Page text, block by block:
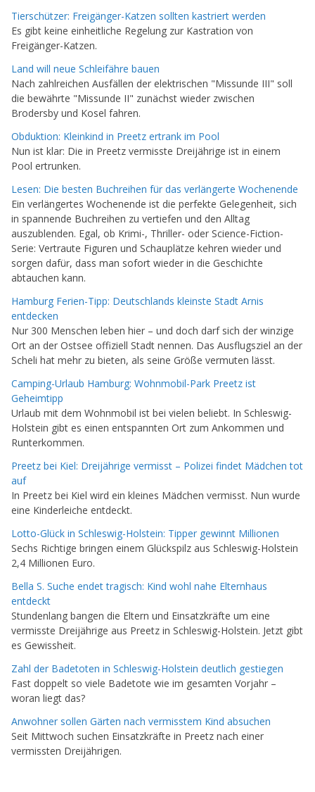
Tierschützer: Freigänger-Katzen sollten kastriert werden
Es gibt keine einheitliche Regelung zur Kastration von
Freigänger-Katzen.
Land will neue Schleifähre bauen
Nach zahlreichen Ausfällen der elektrischen "Missunde III" soll
die bewährte "Missunde II" zunächst wieder zwischen
Brodersby und Kosel fahren.
Obduktion: Kleinkind in Preetz ertrank im Pool
Nun ist klar: Die in Preetz vermisste Dreijährige ist in einem
Pool ertrunken.
Lesen: Die besten Buchreihen für das verlängerte Wochenende
Ein verlängertes Wochenende ist die perfekte Gelegenheit, sich
in spannende Buchreihen zu vertiefen und den Alltag
auszublenden. Egal, ob Krimi-, Thriller- oder Science-Fiction-
Serie: Vertraute Figuren und Schauplätze kehren wieder und
sorgen dafür, dass man sofort wieder in die Geschichte
abtauchen kann.
Hamburg Ferien-Tipp: Deutschlands kleinste Stadt Arnis
entdecken
Nur 300 Menschen leben hier – und doch darf sich der winzige
Ort an der Ostsee offiziell Stadt nennen. Das Ausflugsziel an der
Scheli hat mehr zu bieten, als seine Größe vermuten lässt.
Camping-Urlaub Hamburg: Wohnmobil-Park Preetz ist
Geheimtipp
Urlaub mit dem Wohnmobil ist bei vielen beliebt. In Schleswig-
Holstein gibt es einen entspannten Ort zum Ankommen und
Runterkommen.
Preetz bei Kiel: Dreijährige vermisst – Polizei findet Mädchen tot
auf
In Preetz bei Kiel wird ein kleines Mädchen vermisst. Nun wurde
eine Kinderleiche entdeckt.
Lotto-Glück in Schleswig-Holstein: Tipper gewinnt Millionen
Sechs Richtige bringen einem Glückspilz aus Schleswig-Holstein
2,4 Millionen Euro.
Bella S. Suche endet tragisch: Kind wohl nahe Elternhaus
entdeckt
Stundenlang bangen die Eltern und Einsatzkräfte um eine
vermisste Dreijährige aus Preetz in Schleswig-Holstein. Jetzt gibt
es Gewissheit.
Zahl der Badetoten in Schleswig-Holstein deutlich gestiegen
Fast doppelt so viele Badetote wie im gesamten Vorjahr –
woran liegt das?
Anwohner sollen Gärten nach vermisstem Kind absuchen
Seit Mittwoch suchen Einsatzkräfte in Preetz nach einer
vermissten Dreijährigen.